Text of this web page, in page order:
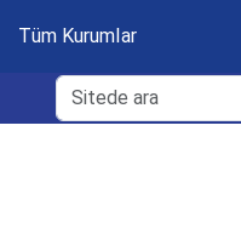
Tüm Kurumlar